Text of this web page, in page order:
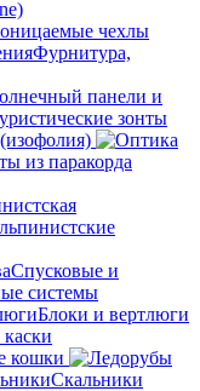
чехлы
Фурнитура,
панели и
зонты
из паракорда
Спусковые и
Блоки и вертлюги
кошки
Скальники